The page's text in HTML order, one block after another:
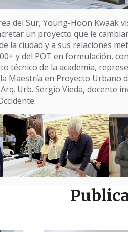
del Sur, Young-Hoon Kwaak
un proyecto que le
la ciudad y a sus relaciones
y del POT en formulación,
técnico de la academia,
Maestría en Proyecto Urbano
Urb. Sergio Vieda, docente